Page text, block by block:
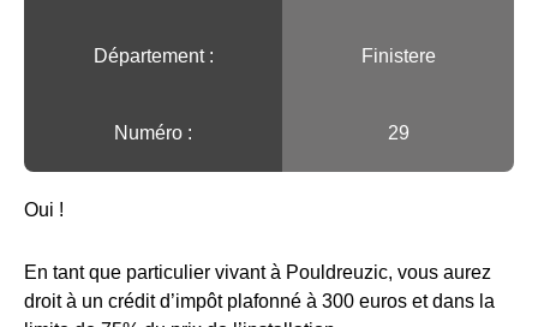
Département : Finistere
Numéro : 29
Oui !
En tant que particulier vivant à Pouldreuzic, vous aurez
droit à un crédit d’impôt plafonné à 300 euros et dans la